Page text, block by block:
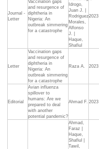
Journal -
Letter
Vaccination gaps
and resurgence of
diphtheria in
Nigeria: An
outbreak simmering
for a catastrophe
Idrogo,
Juan J. |
Rodriguez-
Morales,
Alfonso
J. |
Haque,
Shafiul
2023
Letter
Vaccination gaps
and resurgence of
diphtheria in
Nigeria: An
outbreak simmering
for a catastrophe
Raza A. 2023
Editorial
Avian influenza
spillover to
humans: Are we
prepared to deal
with another
potential pandemic?
Ahmad F. 2023
Ahmad,
Faraz |
Haque,
Shafiul |
Tawil,